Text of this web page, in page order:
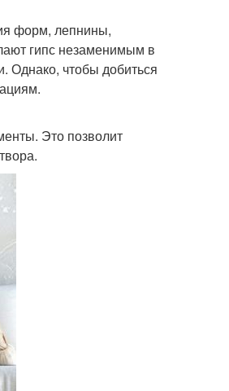
форм, лепнины,
гипс незаменимым в
Однако, чтобы добиться
Это позволит